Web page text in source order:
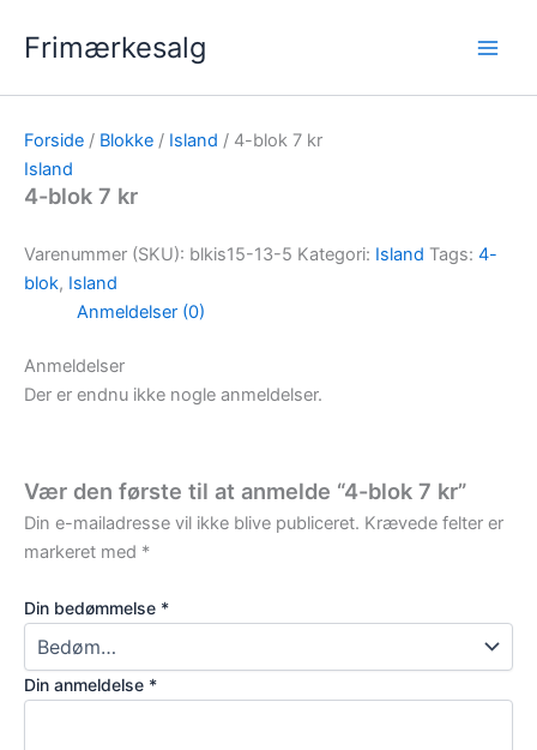
Frimærkesalg
Forside / Blokke / Island / 4-blok 7 kr
Island
4-blok 7 kr
Varenummer (SKU): blkis15-13-5 Kategori: Island Tags: 4-
blok, Island
Anmeldelser (0)
Anmeldelser
Der er endnu ikke nogle anmeldelser.
Vær den første til at anmelde “4-blok 7 kr”
Din e-mailadresse vil ikke blive publiceret. Krævede felter er
markeret med *
Din bedømmelse *
Din anmeldelse *